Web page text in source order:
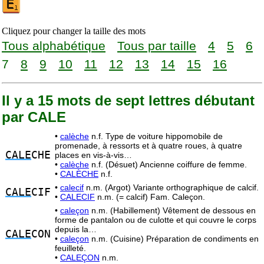
Cliquez pour changer la taille des mots
Tous alphabétique Tous par taille 4 5
6
7
8 9 10 11 12 13 14 15 16
Il y a 15 mots de sept lettres débutant
par CALE
CALECHE
• calèche n.f. Type de voiture hippomobile de
promenade, à ressorts et à quatre roues, à quatre
places en vis-à-vis…
• calèche n.f. (Désuet) Ancienne coiffure de femme.
• CALÈCHE n.f.
CALECIF • calecif n.m. (Argot) Variante orthographique de calcif.
• CALECIF n.m. (= calcif) Fam. Caleçon.
CALECON
• caleçon n.m. (Habillement) Vêtement de dessous en
forme de pantalon ou de culotte et qui couvre le corps
depuis la…
• caleçon n.m. (Cuisine) Préparation de condiments en
feuilleté.
• CALEÇON n.m.